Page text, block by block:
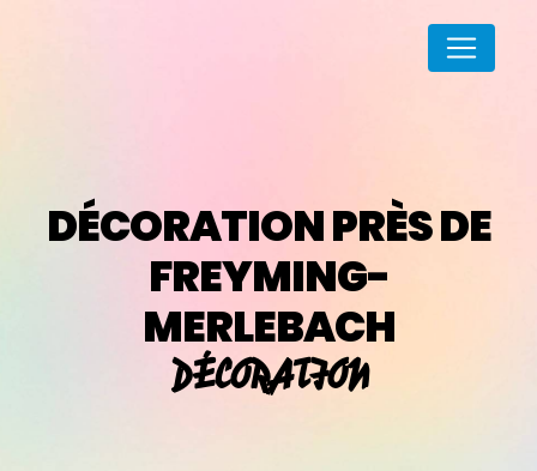
DÉCORATION PRÈS DE
FREYMING-
MERLEBACH
DÉCORATION